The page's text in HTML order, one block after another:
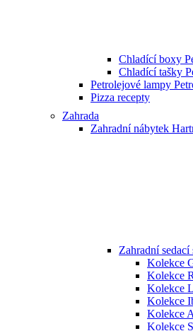
Chladící boxy
Chladící tašky
Petrolejové lampy
Pizza recepty
Zahrada
Zahradní nábytek
Zahradní sedací
Kolekce
Kolekce
Kolekce
Kolekce
Kolekce
Kolekce